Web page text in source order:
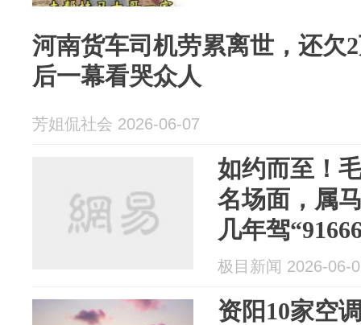
河南货车司机劳累离世，还欠
后一幕看哭众人
芳姐侃社会 2026-06-07
如约而至！
名场面，属
几年驾
极目新闻 2026-06-
资阳10家空